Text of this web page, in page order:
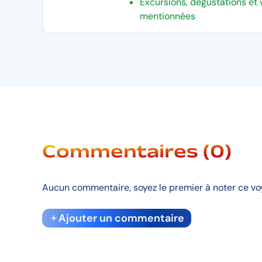
mentionnées
Commentaires (0)
Aucun commentaire, soyez le premier à noter ce
Ajouter un commentaire